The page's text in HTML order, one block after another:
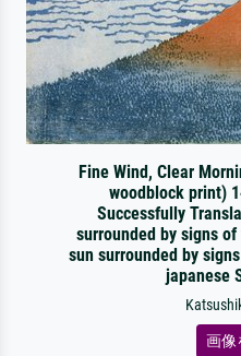
Fine Wind, Clear
woodblock print)
Successfully
surrounded by signs
sun surrounded by
japanese
画像